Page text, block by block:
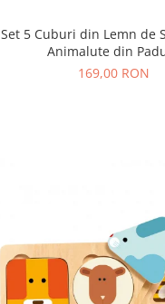
Set 5 Cuburi din Lemn de
Animalute din
169,00 RON